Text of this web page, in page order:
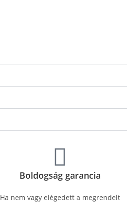
Boldogság garancia
Ha nem vagy elégedett a megrendelt